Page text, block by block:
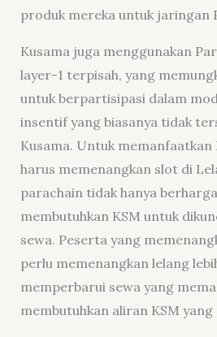
produk mereka untuk jaringan
Kusama juga menggunakan
layer-1 terpisah, yang
untuk berpartisipasi dalam
insentif yang biasanya tidak
Kusama. Untuk memanfaatkan
harus memenangkan slot di
parachain tidak hanya
membutuhkan KSM untuk
sewa. Peserta yang
perlu memenangkan lelang
memperbarui sewa yang
membutuhkan aliran KSM yang